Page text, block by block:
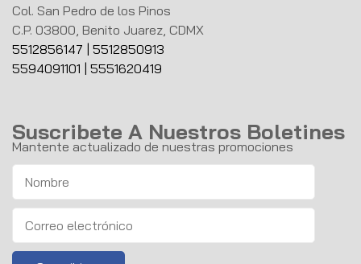
Col. San Pedro de los Pinos
C.P. 03800, Benito Juarez, CDMX
5512856147
5512850913
5594091101
5551620419
Suscribete A Nuestros Boletines
Mantente actualizado de nuestras promociones